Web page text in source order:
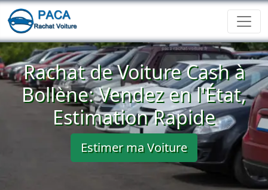
Rachat de Voiture Cash à
Bollène: Vendez en l'État,
Estimation Rapide
Estimer ma Voiture